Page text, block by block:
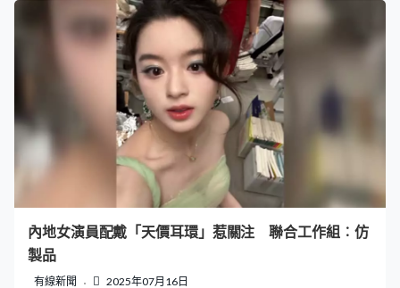
內地女演員配戴「天價耳環」惹關注 聯合工作組︰仿
製品
有線新聞 2025年07月16日